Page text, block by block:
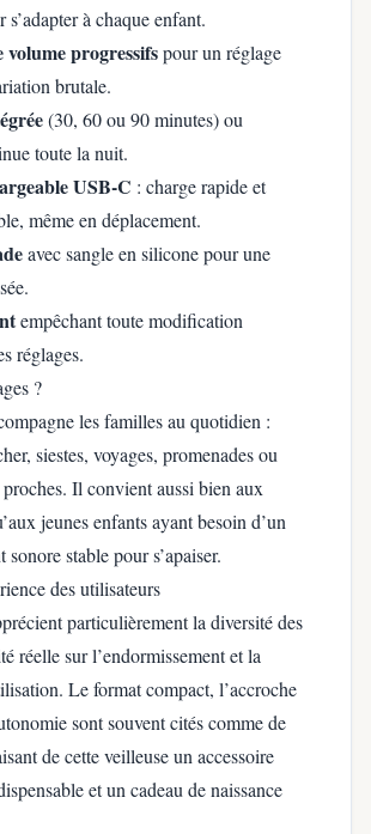
s’adapter à chaque enfant.
volume progressifspour un réglage
brutale.
(30, 60 ou 90 minutes) ou
toute la nuit.
USB-C : charge rapide et
même en déplacement.
avec sangle en silicone pour une
empêchant toute modification
réglages.
?
les familles au quotidien :
siestes, voyages, promenades ou
Il convient aussi bien aux
jeunes enfants ayant besoin d’un
stable pour s’apaiser.
des utilisateurs
particulièrement la diversité des
réelle sur l’endormissement et la
Le format compact, l’accroche
sont souvent cités comme de
de cette veilleuse un accessoire
et un cadeau de naissance